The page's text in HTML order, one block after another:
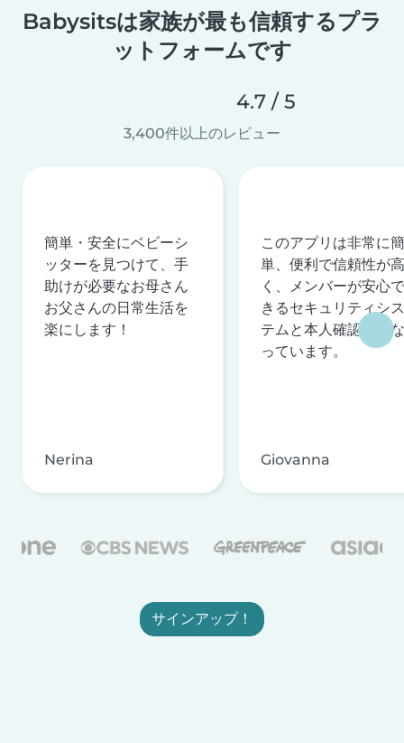
Babysitsは家族が最も信頼するプラ
ットフォームです
4.7 / 5
3,400件以上のレビュー
簡単・安全にベビーシ
ッターを見つけて、手
助けが必要なお母さん
お父さんの日常生活を
楽にします！
Nerina
このアプリは非常に簡
単、便利で信頼性が高
く、メンバーが安心で
きるセキュリティシス
テムと本人確認を行な
っています。
Giovanna
サインアップ！